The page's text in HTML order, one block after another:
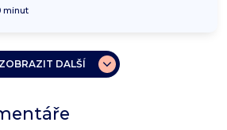
minut
ZOBRAZIT DALŠÍ